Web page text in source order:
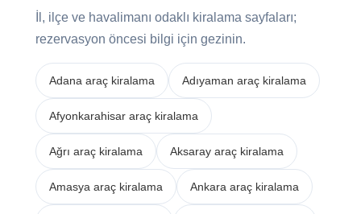
İl, ilçe ve havalimanı odaklı kiralama sayfaları;
rezervasyon öncesi bilgi için gezinin.
Adana araç kiralama Adıyaman araç kiralama
Afyonkarahisar araç kiralama
Ağrı araç kiralama Aksaray araç kiralama
Amasya araç kiralama Ankara araç kiralama